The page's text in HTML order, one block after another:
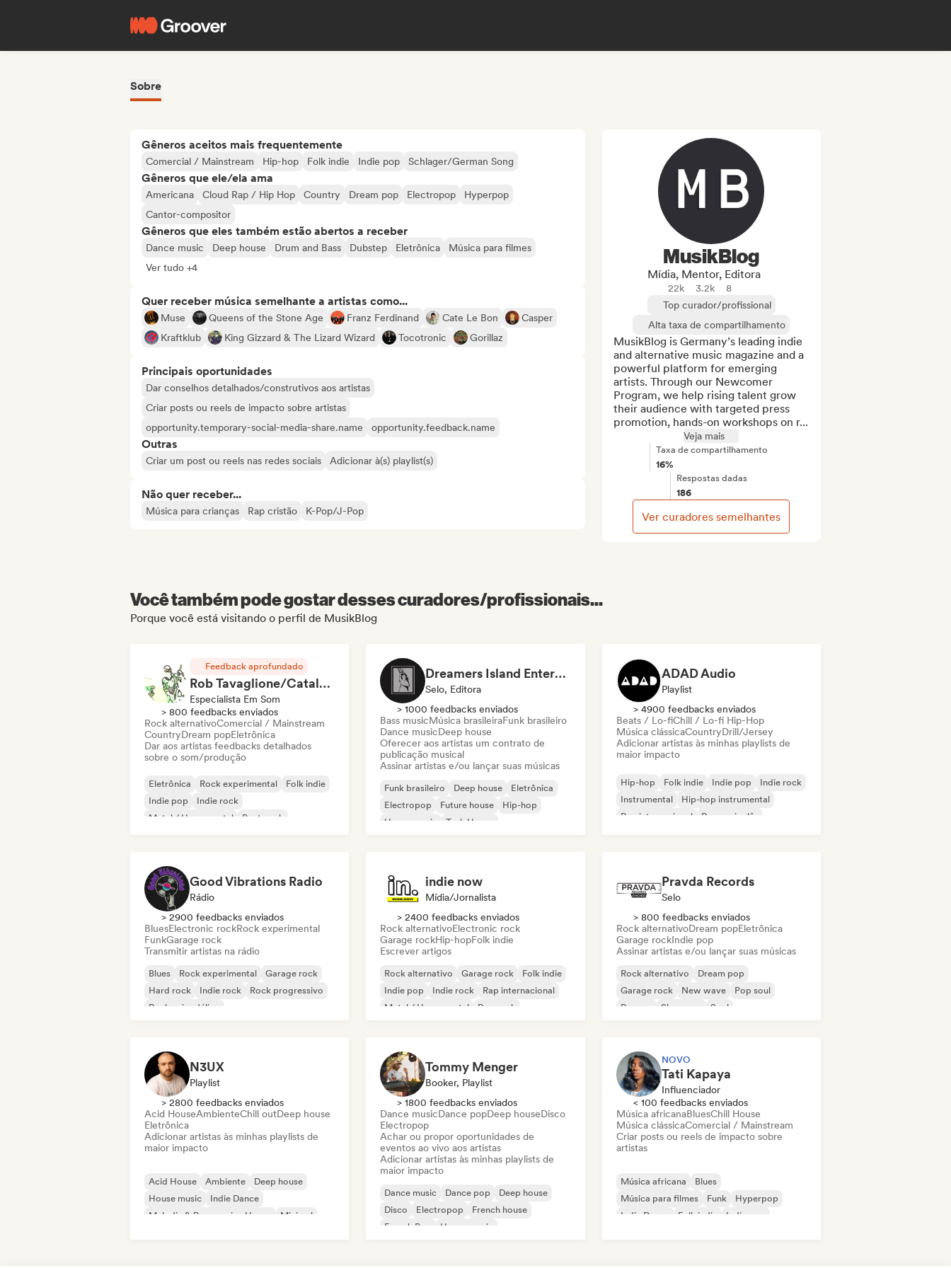
Sobre
Gêneros aceitos mais frequentemente
Comercial / Mainstream Hip-hop Folk indie Indie pop Schlager/German Song
Gêneros que ele/ela ama
Americana Cloud Rap / Hip Hop Country Dream pop Electropop
Hyperpop
Cantor-compositor
Gêneros que eles também estão abertos a receber
Dance music Deep house Drum and Bass Dubstep Eletrônica
Música para filmes
Ver tudo +4
Quer receber música semelhante a artistas como...
Muse Queens of the Stone Age Franz Ferdinand Cate Le Bon
Casper
Kraftklub
King Gizzard & The Lizard Wizard Tocotronic Gorillaz
Principais oportunidades
Dar conselhos detalhados/construtivos aos artistas
Criar posts ou reels de impacto sobre artistas
opportunity.temporary-social-media-share.name
opportunity.feedback.name
Outras
Criar um post ou reels nas redes sociais Adicionar à(s) playlist(s)
Não quer receber...
Música para crianças Rap cristão K-Pop/J-Pop
MusikBlog
Mídia, Mentor, Editora
22k 3.2k
8
Top curador/profissional
Alta taxa de compartilhamento
MusikBlog is Germany’s leading indie
and alternative music magazine and a
powerful platform for emerging
artists. Through our Newcomer
Program, we help rising talent grow
their audience with targeted press
promotion, hands-on workshops on r...
Veja mais
Taxa de compartilhamento
16%
Respostas dadas
186
Ver curadores semelhantes
Você também pode gostar desses curadores/profissionais...
Porque você está visitando o perfil de MusikBlog
Feedback aprofundado
Rob Tavaglione/Catalyst Recording
Especialista Em Som
> 800 feedbacks enviados
Rock alternativoComercial / Mainstream
CountryDream popEletrônica
Dar aos artistas feedbacks detalhados
sobre o som/produção
Eletrônica Rock experimental
Folk indie
Indie pop
Indie rock
Metal / Heavy metal
Post punk
Dreamers Island Entertainment
Selo, Editora
> 1000 feedbacks enviados
Bass musicMúsica brasileiraFunk brasileiro
Dance musicDeep house
Oferecer aos artistas um contrato de
publicação musical
Assinar artistas e/ou lançar suas músicas
Funk brasileiro Deep house
Eletrônica
Electropop
Future house
Hip-hop
House music
Tech House
ADAD Audio
Playlist
> 4900 feedbacks enviados
Beats / Lo-fiChill / Lo-fi Hip-Hop
Música clássicaCountryDrill/Jersey
Adicionar artistas às minhas playlists de
maior impacto
Hip-hop Folk indie Indie pop
Indie rock
Instrumental
Hip-hop instrumental
Rap internacional
Rap em inglês
Good Vibrations Radio
Rádio
> 2900 feedbacks enviados
BluesElectronic rockRock experimental
FunkGarage rock
Transmitir artistas na rádio
Blues Rock experimental
Garage rock
Hard rock
Indie rock
Rock progressivo
Rock psicodélico
indie now
Mídia/Jornalista
> 2400 feedbacks enviados
Rock alternativoElectronic rock
Garage rockHip-hopFolk indie
Escrever artigos
Rock alternativo Garage rock
Folk indie
Indie pop
Indie rock
Rap internacional
Metal / Heavy metal
Pop rock
Pravda Records
Selo
> 800 feedbacks enviados
Rock alternativoDream popEletrônica
Garage rockIndie pop
Assinar artistas e/ou lançar suas músicas
Rock alternativo
Dream pop
Garage rock
New wave
Pop soul
Reggae
Shoegaze Soul
N3UX
Playlist
> 2800 feedbacks enviados
Acid HouseAmbienteChill outDeep house
Eletrônica
Adicionar artistas às minhas playlists de
maior impacto
Acid House Ambiente
Deep house
House music
Indie Dance
Melodic & Progressive House
Minimal
Tommy Menger
Booker, Playlist
> 1800 feedbacks enviados
Dance musicDance popDeep houseDisco
Electropop
Achar ou propor oportunidades de
eventos ao vivo aos artistas
Adicionar artistas às minhas playlists de
maior impacto
Dance music Dance pop
Deep house
Disco
Electropop
French house
French Pop
House music
NOVO
Tati Kapaya
Influenciador
< 100 feedbacks enviados
Música africanaBluesChill House
Música clássicaComercial / Mainstream
Criar posts ou reels de impacto sobre
artistas
Música africana
Blues
Música para filmes
Funk
Hyperpop
Indie Dance
Folk indie Indie pop